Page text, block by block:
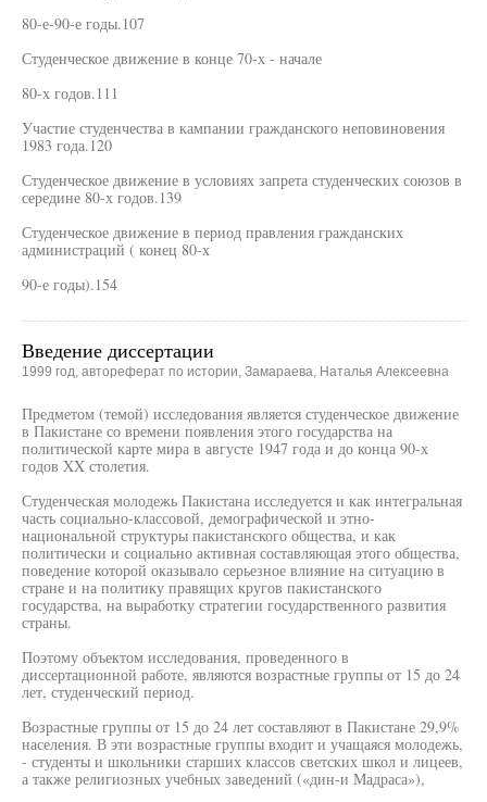
80-е-90-е годы.107
Студенческое движение в конце 70-х - начале
80-х годов.111
Участие студенчества в кампании гражданского неповиновения
1983 года.120
Студенческое движение в условиях запрета студенческих союзов в
середине 80-х годов.139
Студенческое движение в период правления гражданских
администраций ( конец 80-х
90-е годы).154
Введение диссертации
1999 год, автореферат по истории, Замараева, Наталья Алексеевна
Предметом (темой) исследования является студенческое движение
в Пакистане со времени появления этого государства на
политической карте мира в августе 1947 года и до конца 90-х
годов XX столетия.
Студенческая молодежь Пакистана исследуется и как интегральная
часть социально-классовой, демографической и этно-
национальной структуры пакистанского общества, и как
политически и социально активная составляющая этого общества,
поведение которой оказывало серьезное влияние на ситуацию в
стране и на политику правящих кругов пакистанского
государства, на выработку стратегии государственного развития
страны.
Поэтому объектом исследования, проведенного в
диссертационной работе, являются возрастные группы от 15 до 24
лет, студенческий период.
Возрастные группы от 15 до 24 лет составляют в Пакистане 29,9%
населения. В эти возрастные группы входит и учащаяся молодежь,
- студенты и школьники старших классов светских школ и лицеев,
а также религиозных учебных заведений («дин-и Мадраса»),